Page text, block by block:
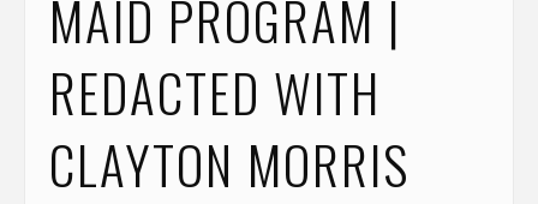
MAID PROGRAM |
REDACTED WITH
CLAYTON MORRIS